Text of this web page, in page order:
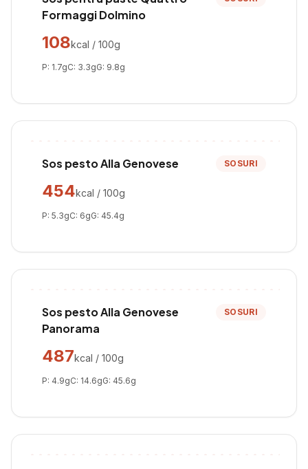
Formaggi Dolmino
108kcal / 100g
P: 1.7gC: 3.3gG: 9.8g
Sos pesto Alla Genovese SOSURI
454kcal / 100g
P: 5.3gC: 6gG: 45.4g
Sos pesto Alla Genovese
Panorama
SOSURI
487kcal / 100g
P: 4.9gC: 14.6gG: 45.6g